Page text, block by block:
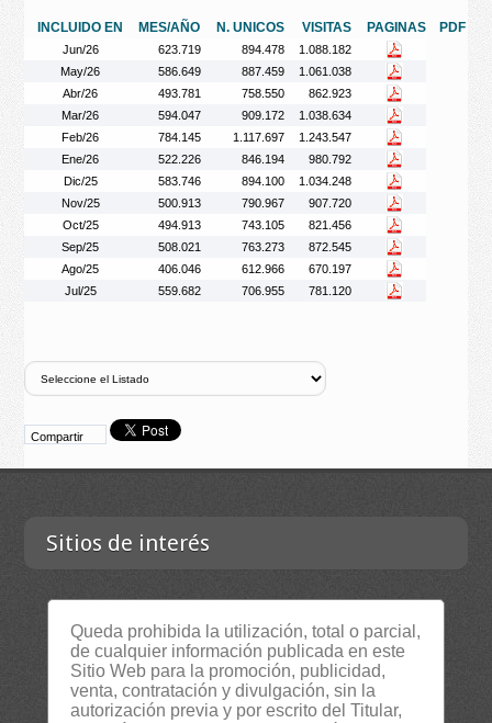
INCLUIDO EN MES/AÑO N. UNICOS VISITAS PAGINAS PDF
Jun/26 623.719 894.478
1.088.182
May/26
586.649 887.459
1.061.038
Abr/26
493.781 758.550
862.923
Mar/26
594.047 909.172
1.038.634
Feb/26
784.145 1.117.697
1.243.547
Ene/26
522.226 846.194
980.792
Dic/25
583.746 894.100
1.034.248
Nov/25
500.913 790.967
907.720
Oct/25
494.913 743.105
821.456
Sep/25
508.021 763.273
872.545
Ago/25
406.046 612.966
670.197
Jul/25
559.682 706.955 781.120
Compartir
Sitios de interés
Empresa
Lista Certificados
RSS
Queda prohibida la utilización, total o parcial,
de cualquier información publicada en este
Sitio Web para la promoción, publicidad,
venta, contratación y divulgación, sin la
autorización previa y por escrito del Titular,